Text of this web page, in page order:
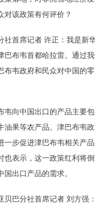
对该政策有何评价？
首席记者 许正：我是新
巴布韦首都哈拉雷。通过
布韦政府和民众对中国的
向中国出口的产品主要包
油果等农产品。津巴布韦
一步促进津巴布韦相关产
也表示，这一政策红利将
出口产品的需求。
巴分社首席记者 刘方强